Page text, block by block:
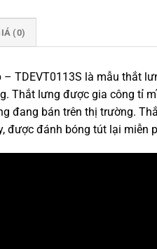
(0)
TDEVT0113S là mẫu thắt
Thắt lưng được gia công tỉ
đang bán trên thị trường.
được đánh bóng tút lại